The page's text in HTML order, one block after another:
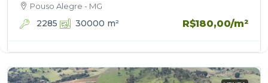
empresas de transporte ou investimento imobiliário.
Área com…
Pouso Alegre - MG
2285 30000 m² R$180,00/m²